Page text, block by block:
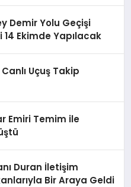
Demir Yolu Geçişi
14 Ekimde Yapılacak
Uçuş Takip
Emiri Temim ile
Duran İletişim
Bir Araya Geldi